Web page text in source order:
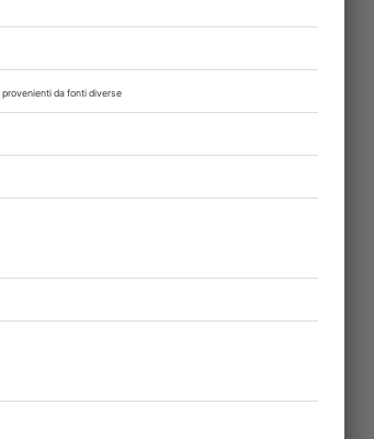
per chiarire il quadro
dei percorsi formativi. La
Roma, ore 9.00, promossa da
Veterinari, Federprofessioni,
resta confermata.
newsletter!